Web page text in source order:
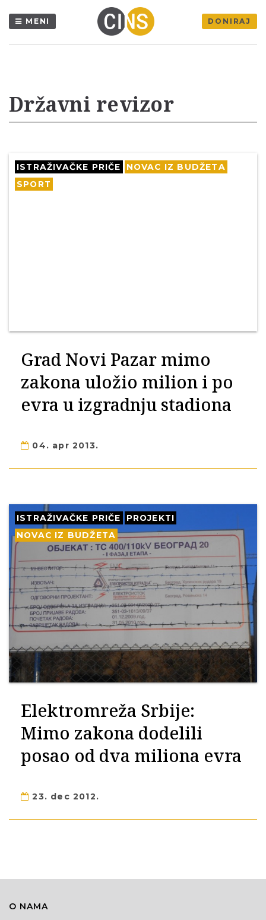
MENI DONIRAJ
Državni revizor
ISTRAŽIVAČKE PRIČE
NOVAC IZ BUDŽETA
SPORT
Grad Novi Pazar mimo
zakona uložio milion i po
evra u izgradnju stadiona
04. apr 2013.
ISTRAŽIVAČKE PRIČE
PROJEKTI
NOVAC IZ BUDŽETA
Elektromreža Srbije:
Mimo zakona dodelili
posao od dva miliona evra
23. dec 2012.
O NAMA